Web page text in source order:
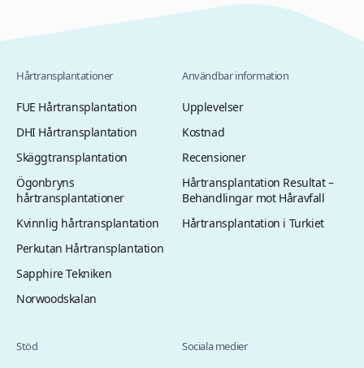
Hårtransplantationer
FUE Hårtransplantation
DHI Hårtransplantation
Skäggtransplantation
Ögonbryns
hårtransplantationer
Kvinnlig hårtransplantation
Perkutan Hårtransplantation
Sapphire Tekniken
Norwoodskalan
Användbar information
Upplevelser
Kostnad
Recensioner
Hårtransplantation Resultat –
Behandlingar mot Håravfall
Hårtransplantation i Turkiet
Stöd Sociala medier